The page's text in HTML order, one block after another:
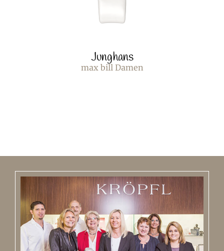
Junghans
max bill Damen